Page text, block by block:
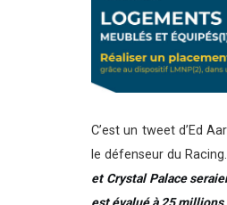
C’est un tweet d’Ed
le défenseur du
et Crystal Palace
est évalué à 25 millions